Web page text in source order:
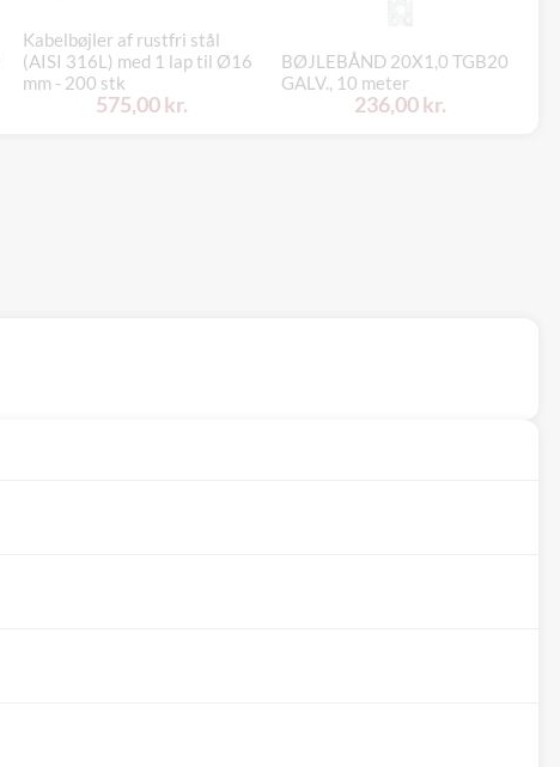
Kabelbøjler af rustfri stål
(AISI 316L) med 1 lap til Ø16
mm - 200 stk
575,00 kr.
BØJLEBÅND 20X1,0 TGB20
GALV., 10 meter
236,00 kr.